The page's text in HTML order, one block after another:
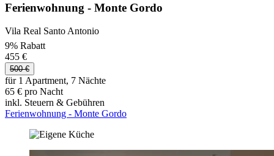
Ferienwohnung - Monte Gordo
Vila Real Santo Antonio
9% Rabatt
455 €
500 €
für 1 Apartment, 7 Nächte
65 € pro Nacht
inkl. Steuern & Gebühren
Ferienwohnung - Monte Gordo